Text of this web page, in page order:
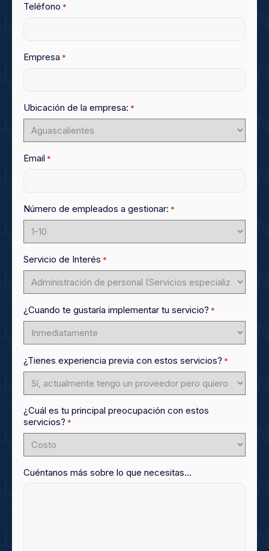
Teléfono *
Empresa *
Ubicación de la empresa: *
Email *
Número de empleados a gestionar: *
Servicio de Interés *
¿Cuando te gustaría implementar tu servicio? *
¿Tienes experiencia previa con estos servicios? *
¿Cuál es tu principal preocupación con estos
servicios? *
Cuéntanos más sobre lo que necesitas...